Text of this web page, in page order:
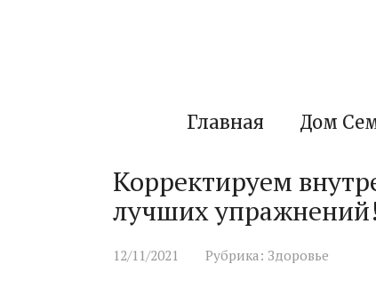
Главная Дом
Корректируем
лучших упражнений!
12/11/2021 Рубрика: Здоровье